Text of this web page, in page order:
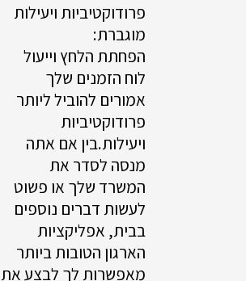
פרודוקטיביות ויעילות
מוגברת:
הפחתת הלחץ וייעול
לוח הזמנים שלך
אמורים להוביל ליותר
פרודוקטיביות
ויעילות.בין אם אתה
מנסה לסדר את
המשרד שלך או פשוט
לעשות דברים נוספים
בבית, אפליקציות
הארגון הטובות ביותר
מאפשרות לך לבצע את